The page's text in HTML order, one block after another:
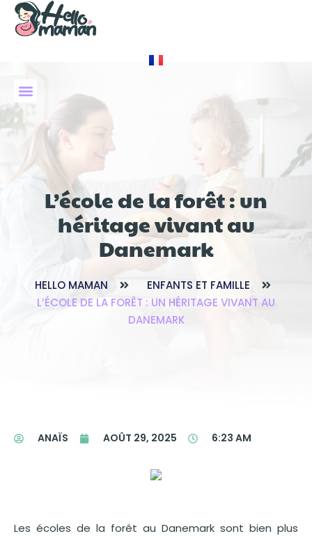
L’école de la forêt : un
héritage vivant au
Danemark
HELLO MAMAN
ENFANTS ET FAMILLE
L’ÉCOLE DE LA FORÊT : UN HÉRITAGE VIVANT AU
DANEMARK
ANAÏS AOÛT 29, 2025 6:23 AM
Les écoles de la forêt au Danemark sont bien plus